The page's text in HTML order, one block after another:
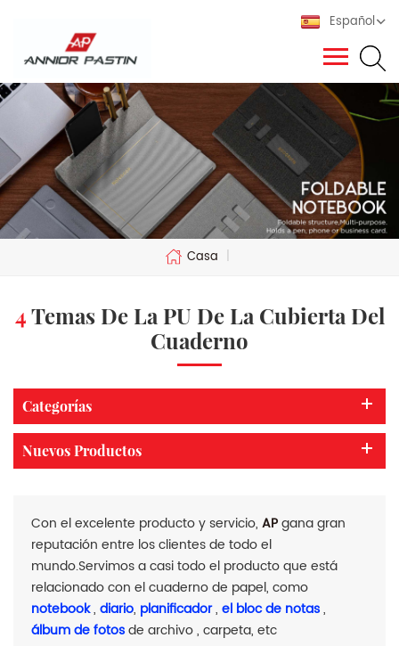
Español
Casa |
4 Temas De La PU De La Cubierta Del
Cuaderno
Categorías
Nuevos Productos
Con el excelente producto y servicio, APgana gran
reputación entre los clientes de todo el
mundo.Servimos a casi todo el producto que está
relacionado con el cuaderno de papel, como
notebook, diario, planificador, el bloc de notas,
álbum de fotosde archivo , carpeta, etc